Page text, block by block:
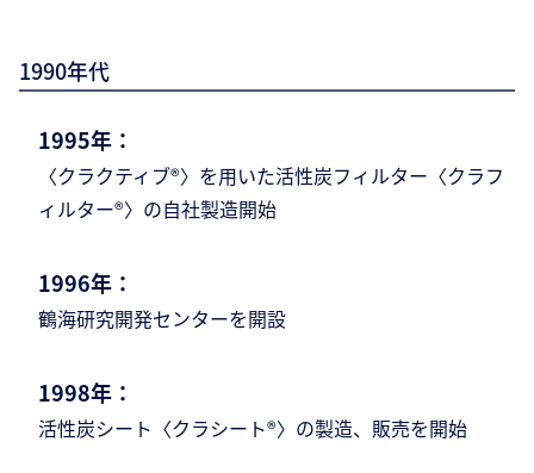
1990年代
1995年：
〈クラクティブ®〉を用いた活性炭フィルター 〈クラフ
ィルター®〉の自社製造開始
1996年：
鶴海研究開発センターを開設
1998年：
活性炭シート〈クラシート®〉の製造、販売を開始